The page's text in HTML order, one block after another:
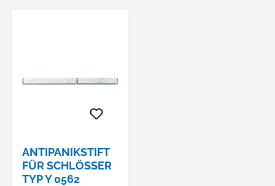
ANTIPANIKSTIFT
FÜR SCHLÖSSER
TYP Y 0562